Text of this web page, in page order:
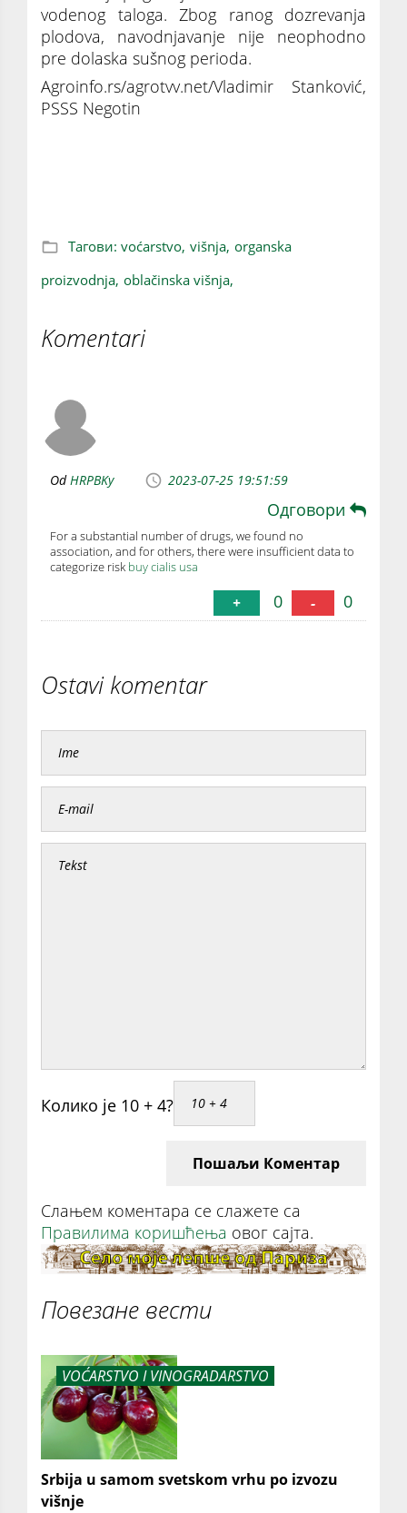
vodenog taloga. Zbog ranog dozrevanja
plodova, navodnjavanje nije neophodno
pre dolaska sušnog perioda.
Agroinfo.rs/agrotvv.net/Vladimir Stanković,
PSSS Negotin
Тагови: voćarstvo, višnja, organska
proizvodnja, oblačinska višnja,
Komentari
OdHRPBKy 2023-07-25 19:51:59
Одговори
For a substantial number of drugs, we found no
association, and for others, there were insufficient data to
categorize risk buy cialis usa
+ 0 - 0
Ostavi komentar
Колико је 10 + 4?
Пошаљи Коментар
Слањем коментара се слажете са
Правилима коришћења овог сајта.
Повезане вести
VOĆARSTVO I VINOGRADARSTVO
Srbija u samom svetskom vrhu po izvozu
višnje